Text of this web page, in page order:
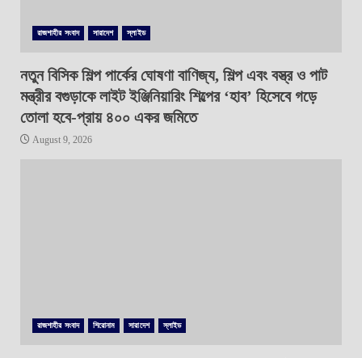
রাজশাহীর সংবাদ সারাদেশ স্লাইড
নতুন বিসিক শিল্প পার্কের ঘোষণা বাণিজ্য, শিল্প এবং বস্ত্র ও পাট
মন্ত্রীর বগুড়াকে লাইট ইঞ্জিনিয়ারিং শিল্পের ‘হাব’ হিসেবে গড়ে
তোলা হবে-প্রায় ৪০০ একর জমিতে
August 9, 2026
রাজশাহীর সংবাদ শিরোনাম সারাদেশ স্লাইড